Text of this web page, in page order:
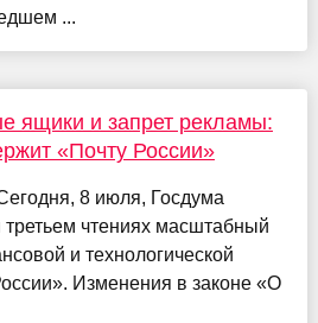
...
ящики и запрет рекламы:
«Почту России»
8 июля, Госдума
чтениях масштабный
и технологической
Изменения в законе «О